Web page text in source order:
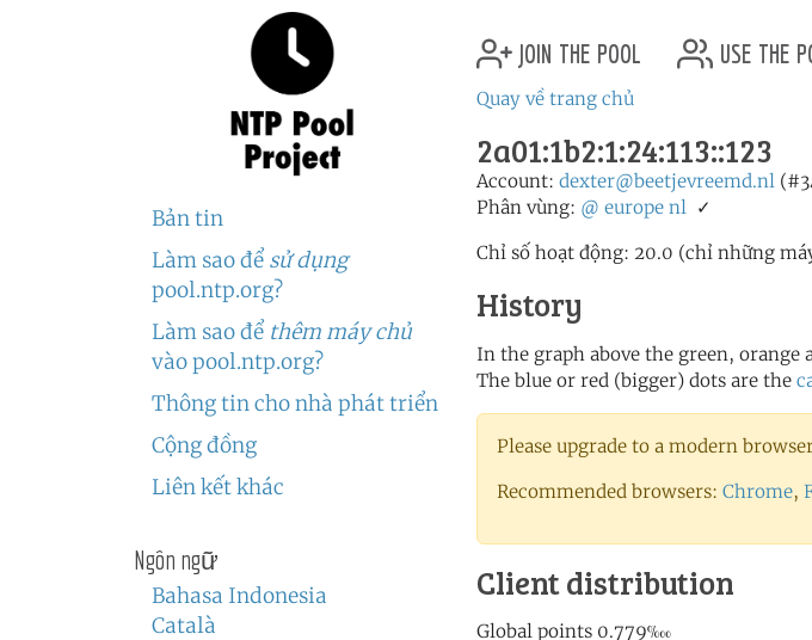
Bản tin
Làm sao để sử dụng
pool.ntp.org?
Làm sao để thêm máy chủ
vào pool.ntp.org?
Thông tin cho nhà phát triển
Cộng đồng
Liên kết khác
Ngôn ngữ
Bahasa Indonesia
Català
join the pool use the
Quay về trang chủ
2a01:1b2:1:24:113::123
Account: dexter@beetjevreemd.nl
Phân vùng: @ europe nl ✓
Chỉ số hoạt động: 20.0 (chỉ những
History
In the graph above the green,
The blue or red (bigger) dots are the
Please upgrade to a modern
Recommended browsers: Chrome,
Client distribution